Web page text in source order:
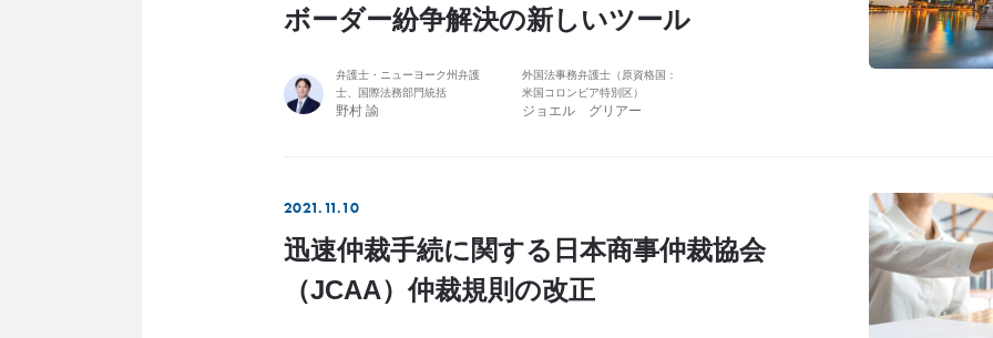
ボーダー紛争解決の新しいツール
弁護士・ニューヨーク州弁護
士、国際法務部門統括
野村 諭
外国法事務弁護士（原資格国：
米国コロンビア特別区）
ジョエル グリアー
2021.11.10
迅速仲裁手続に関する日本商事仲裁協会
（JCAA）仲裁規則の改正